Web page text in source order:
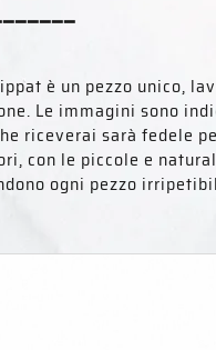
è un pezzo unico,
Le immagini sono
riceverai sarà fedele
con le piccole e
ogni pezzo